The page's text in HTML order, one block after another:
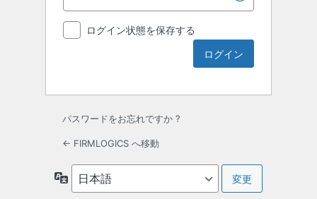
ログイン状態を保存する
パスワードをお忘れですか ?
← FIRMLOGICS へ移動
語